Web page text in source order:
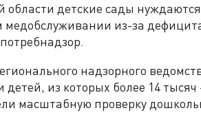
области детские сады
медобслуживании из-за
надзорного
детей, из которых более 14
масштабную проверку